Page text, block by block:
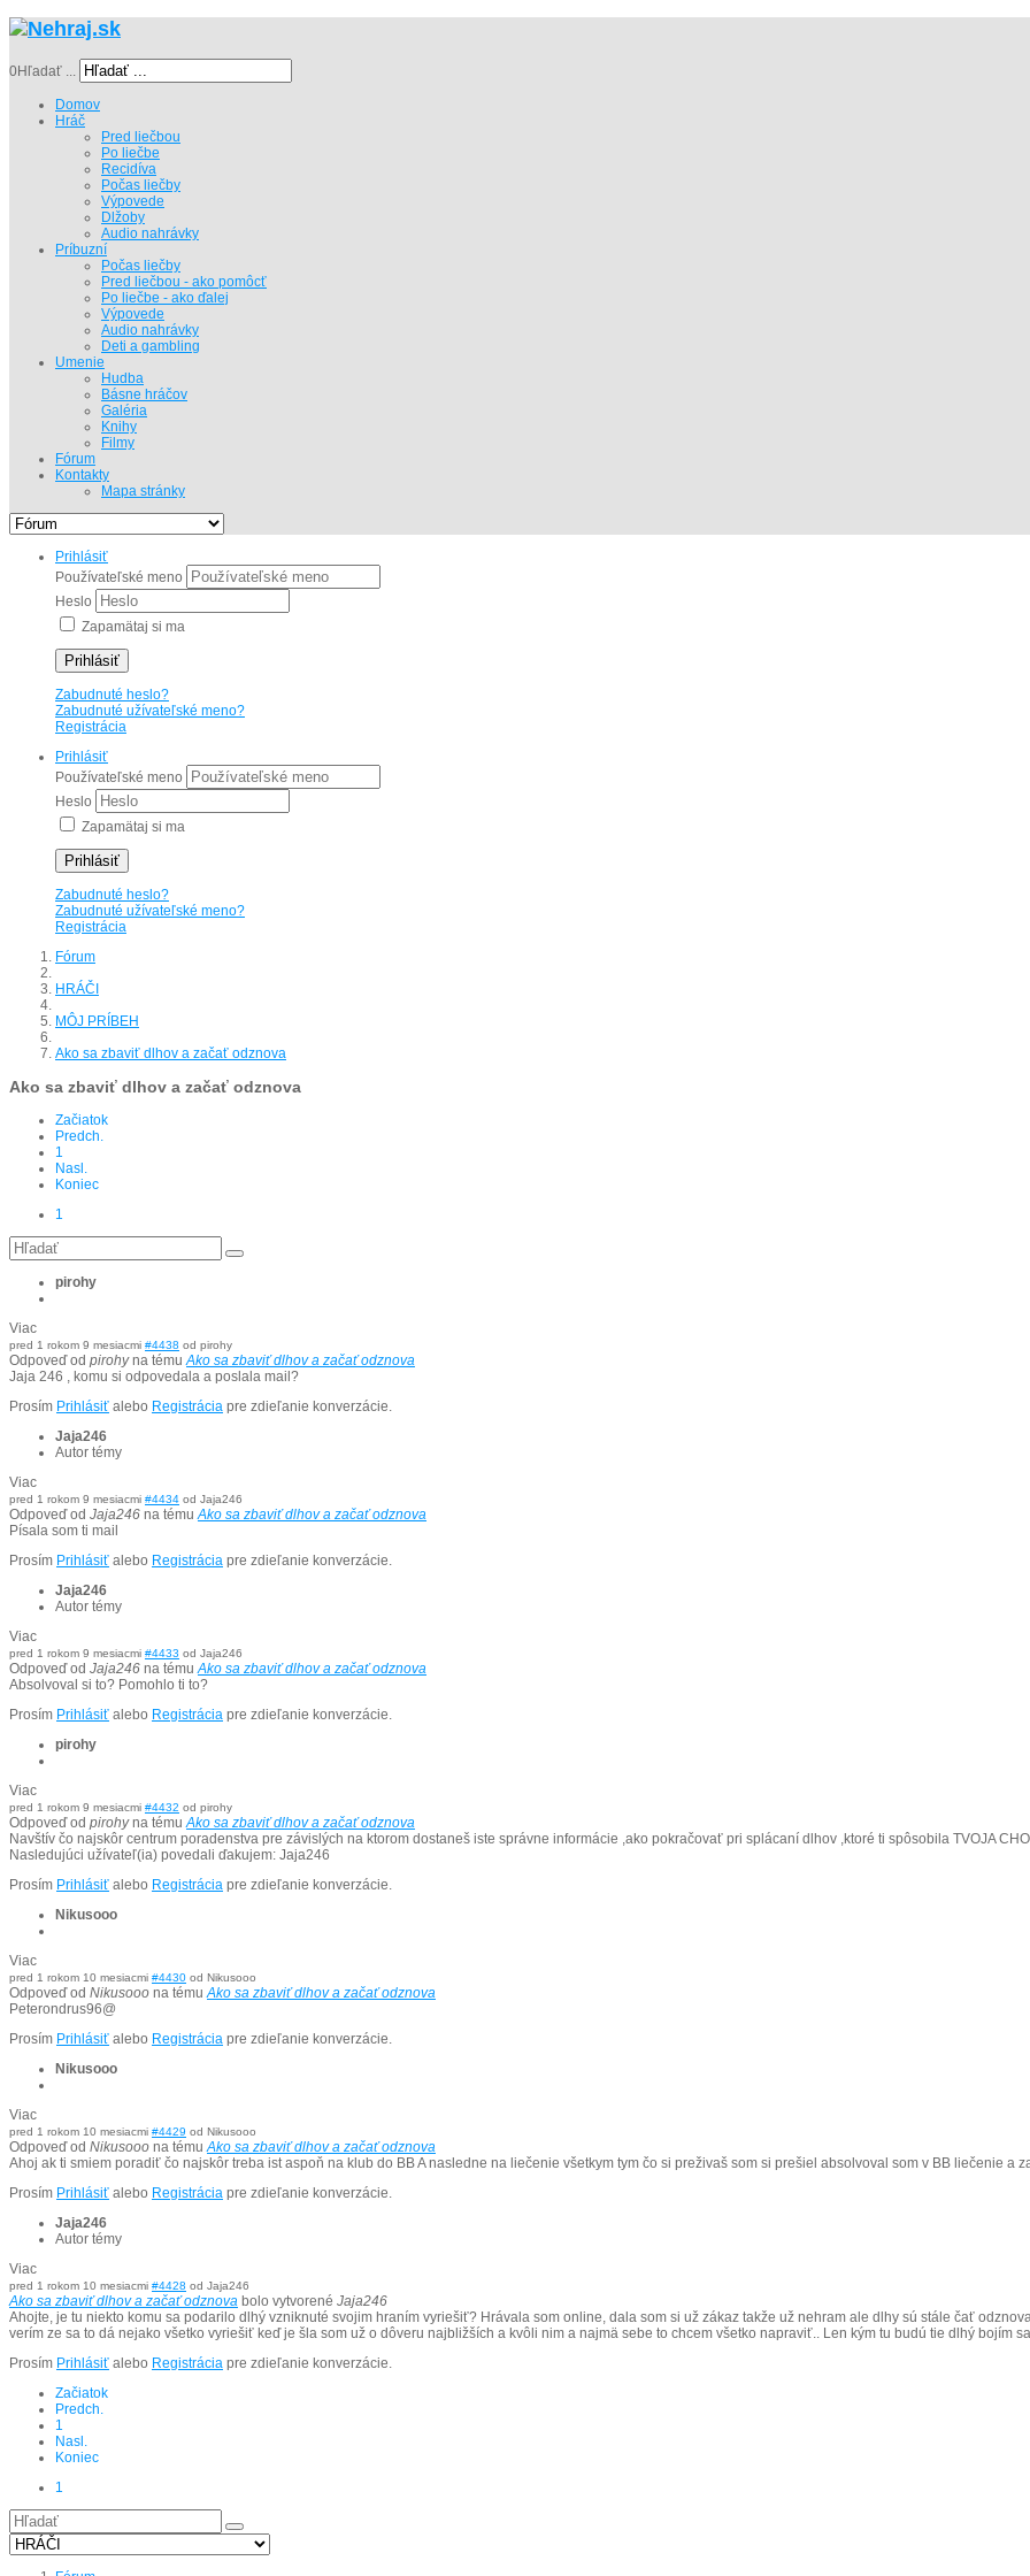
0Hľadať ...
Domov
Hráč
Pred liečbou
Po liečbe
Recidíva
Počas liečby
Výpovede
Dlžoby
Audio nahrávky
Príbuzní
Počas liečby
Pred liečbou - ako pomôcť
Po liečbe - ako ďalej
Výpovede
Audio nahrávky
Deti a gambling
Umenie
Hudba
Básne hráčov
Galéria
Knihy
Filmy
Fórum
Kontakty
Mapa stránky
Prihlásiť
Používateľské meno
Heslo
Zapamätaj si ma
Prihlásiť
Zabudnuté heslo?
Zabudnuté užívateľské meno?
Registrácia
Prihlásiť
Používateľské meno
Heslo
Zapamätaj si ma
Prihlásiť
Zabudnuté heslo?
Zabudnuté užívateľské meno?
Registrácia
Fórum
HRÁČI
MÔJ PRÍBEH
Ako sa zbaviť dlhov a začať odznova
Ako sa zbaviť dlhov a začať odznova
Začiatok
Predch.
1
Nasl.
Koniec
1
pirohy
Viac
pred 1 rokom 9 mesiacmi #4438 od pirohy
Odpoveď od pirohyna témuAko sa zbaviť dlhov a začať odznova
Jaja 246 , komu si odpovedala a poslala mail?
Prosím Prihlásiť alebo Registrácia pre zdieľanie konverzácie.
Jaja246
Autor témy
Viac
pred 1 rokom 9 mesiacmi #4434 od Jaja246
Odpoveď od Jaja246 na témuAko sa zbaviť dlhov a začať odznova
Písala som ti mail
Prosím Prihlásiť alebo Registrácia pre zdieľanie konverzácie.
Jaja246
Autor témy
Viac
pred 1 rokom 9 mesiacmi #4433 od Jaja246
Odpoveď od Jaja246 na témuAko sa zbaviť dlhov a začať odznova
Absolvoval si to? Pomohlo ti to?
Prosím Prihlásiť alebo Registrácia pre zdieľanie konverzácie.
pirohy
Viac
pred 1 rokom 9 mesiacmi #4432 od pirohy
Odpoveď od pirohyna témuAko sa zbaviť dlhov a začať odznova
Navštív čo najskôr centrum poradenstva pre závislých na ktorom dostaneš iste správne informácie ,ako pokračovať pri splácaní dlhov ,ktoré ti spôsobila TVOJA
Nasledujúci užívateľ(ia) povedali ďakujem: Jaja246
Prosím Prihlásiť alebo Registrácia pre zdieľanie konverzácie.
Nikusooo
Viac
pred 1 rokom 10 mesiacmi #4430 od Nikusooo
Odpoveď od Nikusooo na témuAko sa zbaviť dlhov a začať odznova
Peterondrus96@
Prosím Prihlásiť alebo Registrácia pre zdieľanie konverzácie.
Nikusooo
Viac
pred 1 rokom 10 mesiacmi #4429 od Nikusooo
Odpoveď od Nikusooo na témuAko sa zbaviť dlhov a začať odznova
Ahoj ak ti smiem poradiť čo najskôr treba ist aspoň na klub do BB A nasledne na liečenie všetkym tym čo si preživaš som si prešiel absolvoval som v BB liečenie a
Prosím Prihlásiť alebo Registrácia pre zdieľanie konverzácie.
Jaja246
Autor témy
Viac
pred 1 rokom 10 mesiacmi #4428 od Jaja246
Ako sa zbaviť dlhov a začať odznova bolo vytvorené Jaja246
Ahojte, je tu niekto komu sa podarilo dlhý vzniknuté svojim hraním vyriešiť? Hrávala som online, dala som si už zákaz takže už nehram ale dlhy sú stále čať
verím ze sa to dá nejako všetko vyriešiť keď je šla som už o dôveru najbližších a kvôli nim a najmä sebe to chcem všetko napraviť.. Len kým tu budú tie dlhý bojím
Prosím Prihlásiť alebo Registrácia pre zdieľanie konverzácie.
Začiatok
Predch.
1
Nasl.
Koniec
1